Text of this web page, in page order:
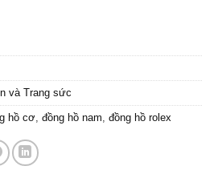
và Trang sức
hồ cơ đồng hồ nam đồng hồ rolex